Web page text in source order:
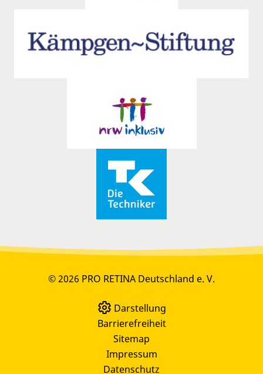
© 2026 PRO RETINA Deutschland e. V.
Darstellung
Barrierefreiheit
Sitemap
Impressum
Datenschutz